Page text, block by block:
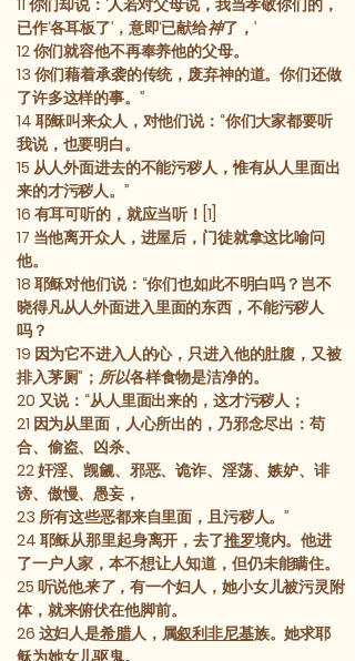
11 你们却说：‘人若对父母说，我当孝敬你们的，
已作‘各耳板了’，意即‘已献给神了，’
12你们就容他不再奉养他的父母。
13 你们藉着承袭的传统，废弃神的道。你们还做
了许多这样的事。”
14 耶稣叫来众人，对他们说：“你们大家都要听
我说，也要明白。
15 从人外面进去的不能污秽人，惟有从人里面出
来的才污秽人。”
16 有耳可听的，就应当听！[1]
17 当他离开众人，进屋后，门徒就拿这比喻问
他。
18 耶稣对他们说：“你们也如此不明白吗？岂不
晓得凡从人外面进入里面的东西，不能污秽人
吗？
19 因为它不进入人的心，只进入他的肚腹，又被
排入茅厕”；所以各样食物是洁净的。
20 又说：“从人里面出来的，这才污秽人；
21 因为从里面，人心所出的，乃邪念尽出：苟
合、偷盗、凶杀、
22奸淫、觊觎、邪恶、诡诈、淫荡、嫉妒、诽
谤、傲慢、愚妄，
23 所有这些恶都来自里面，且污秽人。”
24 耶稣从那里起身离开，去了推罗境内。他进
了一户人家，本不想让人知道，但仍未能瞒住。
25 听说他来了，有一个妇人，她小女儿被污灵附
体，就来俯伏在他脚前。
26 这妇人是希腊人，属叙利非尼基族。她求耶
稣为她女儿驱鬼。